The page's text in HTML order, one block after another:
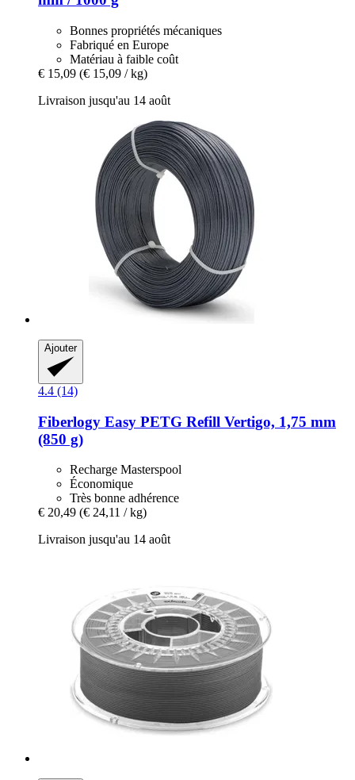
Bonnes propriétés mécaniques
Fabriqué en Europe
Matériau à faible coût
€ 15,09 (€ 15,09 / kg)
Livraison jusqu'au 14 août
Ajouter
4.4 (14)
Fiberlogy Easy PETG Refill Vertigo, 1,75 mm
(850 g)
Recharge Masterspool
Économique
Très bonne adhérence
€ 20,49 (€ 24,11 / kg)
Livraison jusqu'au 14 août